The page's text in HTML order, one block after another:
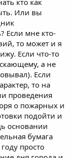
кто как
Или вы
Если мне кто-
то может и я
Если что-то
а не
Если
то на
проведения
о пожарных и
подойти и
основании
бумага
просто